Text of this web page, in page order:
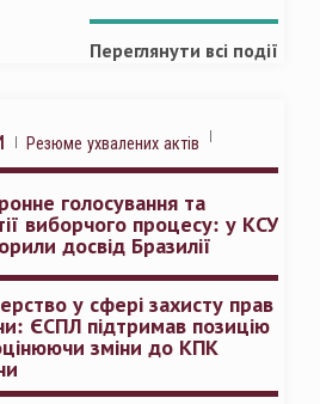
Переглянути всі події
Резюме ухвалених актів
голосування та
виборчого процесу: у КСУ
досвід Бразилії
у сфері захисту прав
ЄСПЛ підтримав позицію
зміни до КПК